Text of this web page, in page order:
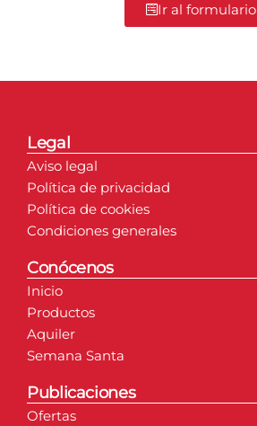
Ir al formulario
Legal
Aviso legal
Política de privacidad
Política de cookies
Condiciones generales
Conócenos
Inicio
Productos
Aquiler
Semana Santa
Publicaciones
Ofertas